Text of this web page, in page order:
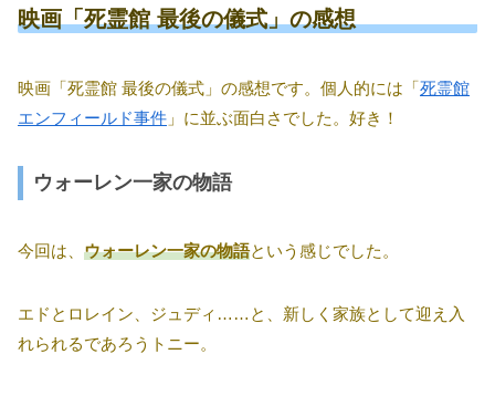
映画「死霊館 最後の儀式」の感想
映画「死霊館 最後の儀式」の感想です。個人的には「死霊館
エンフィールド事件 」に並ぶ面白さでした。好き！
ウォーレン一家の物語
今回は、 ウォーレン一家の物語という感じでした。
エドとロレイン、ジュディ……と、新しく家族として迎え入
れられるであろうトニー。